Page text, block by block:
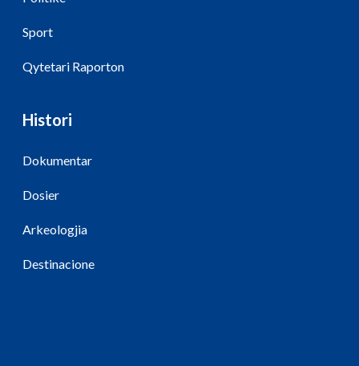
Sport
Qytetari Raporton
Histori
Dokumentar
Dosier
Arkeologjia
Destinacione